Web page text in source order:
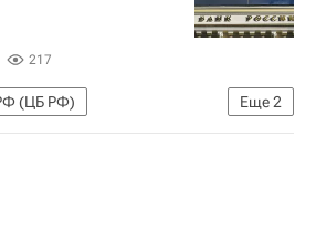
217
Еще2
(ЦБ РФ)
Ипотека